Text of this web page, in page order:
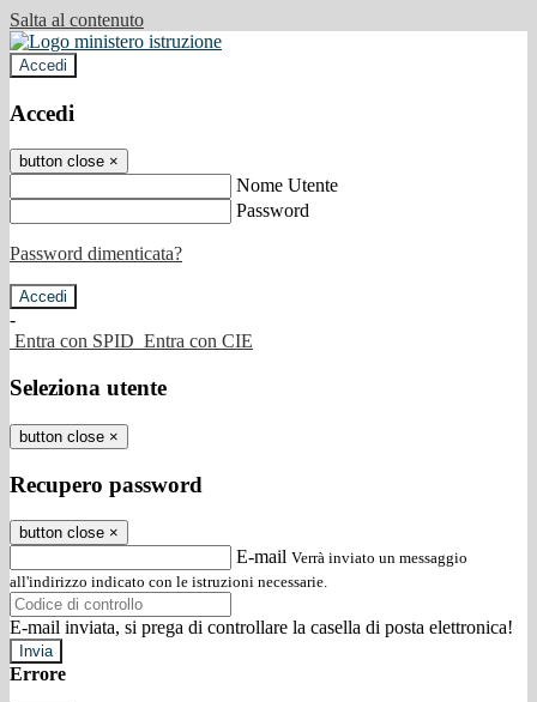
Salta al contenuto
Accedi
Accedi
button close ×
Nome Utente
Password
Password dimenticata?
-
Entra con SPID Entra con CIE
Seleziona utente
button close ×
Recupero password
button close ×
E-mail Verrà inviato un messaggio
all'indirizzo indicato con le istruzioni necessarie.
E-mail inviata, si prega di controllare la casella di posta elettronica!
Errore